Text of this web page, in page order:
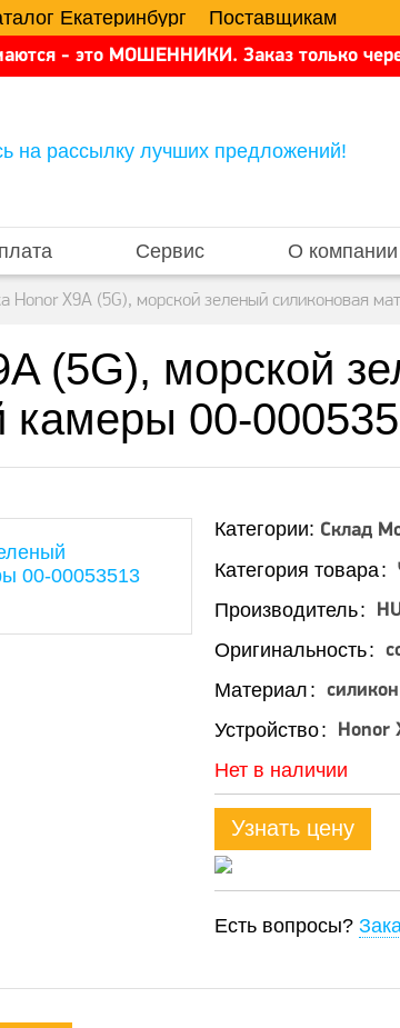
Екатеринбург Поставщикам
- это МОШЕННИКИ. Заказ только
на рассылку лучших предложений!
Сервис О компании
Honor X9A (5G), морской зеленый силиконовая
(5G), морской
камеры 00-
Категории: Склад
Категория товара
Производитель
Оригинальность
Материал силикон
Устройство Honor
Нет в наличии
Узнать цену
Есть вопросы?